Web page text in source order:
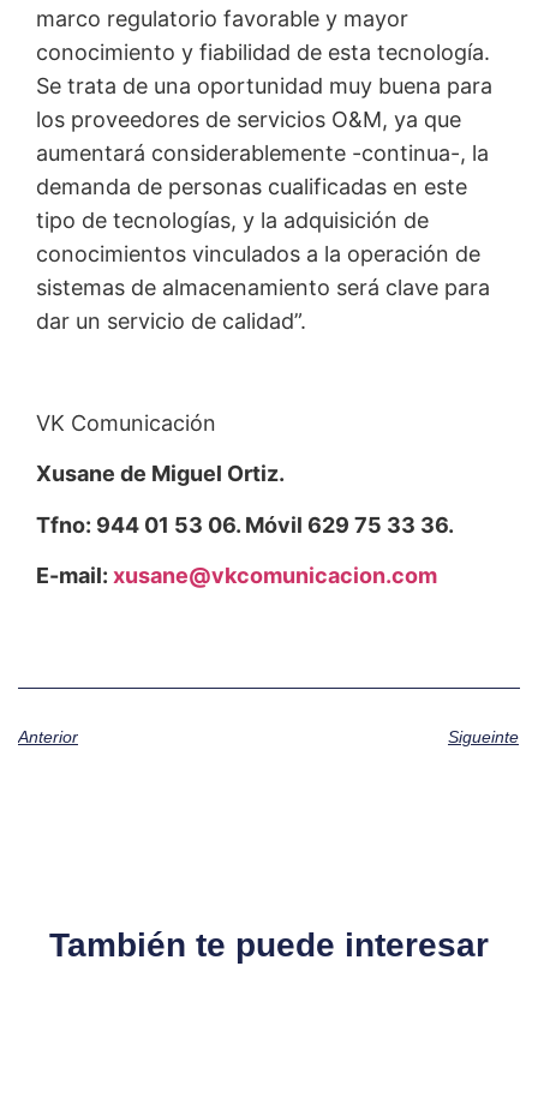
marco regulatorio favorable y mayor
conocimiento y fiabilidad de esta tecnología.
Se trata de una oportunidad muy buena para
los proveedores de servicios O&M, ya que
aumentará considerablemente -continua-, la
demanda de personas cualificadas en este
tipo de tecnologías, y la adquisición de
conocimientos vinculados a la operación de
sistemas de almacenamiento será clave para
dar un servicio de calidad”.
VK Comunicación
Xusane de Miguel Ortiz.
Tfno: 944 01 53 06. Móvil 629 75 33 36.
E-mail: xusane@vkcomunicacion.com
Anterior Sigueinte
También te puede interesar